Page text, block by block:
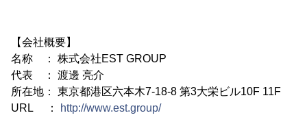
【会社概要】
名称 ： 株式会社EST GROUP
代表 ： 渡邊 亮介
所在地： 東京都港区六本木7-18-8 第3大栄ビル10F 11F
URL ：
http://www.est.group/